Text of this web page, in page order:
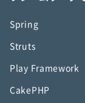
Spring
Struts
Play Framework
CakePHP